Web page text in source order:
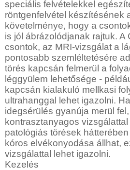
speciális felvételekkel
röntgenfelvétel készítésének
követelménye, hogy a
is jól ábrázolódjanak rajtuk. A
csontok, az MRI-vizsgálat a
pontosabb szemléltetésére
törés kapcsán felmerül a
léggyülem lehetősége -
kapcsán kialakuló mellkasi
ultrahanggal lehet igazolni.
idegsérülés gyanúja merül
kontrasztanyagos vizsgálattal
patológiás törések
kóros elvékonyodása állhat,
vizsgálattal lehet igazolni.
Kezelés